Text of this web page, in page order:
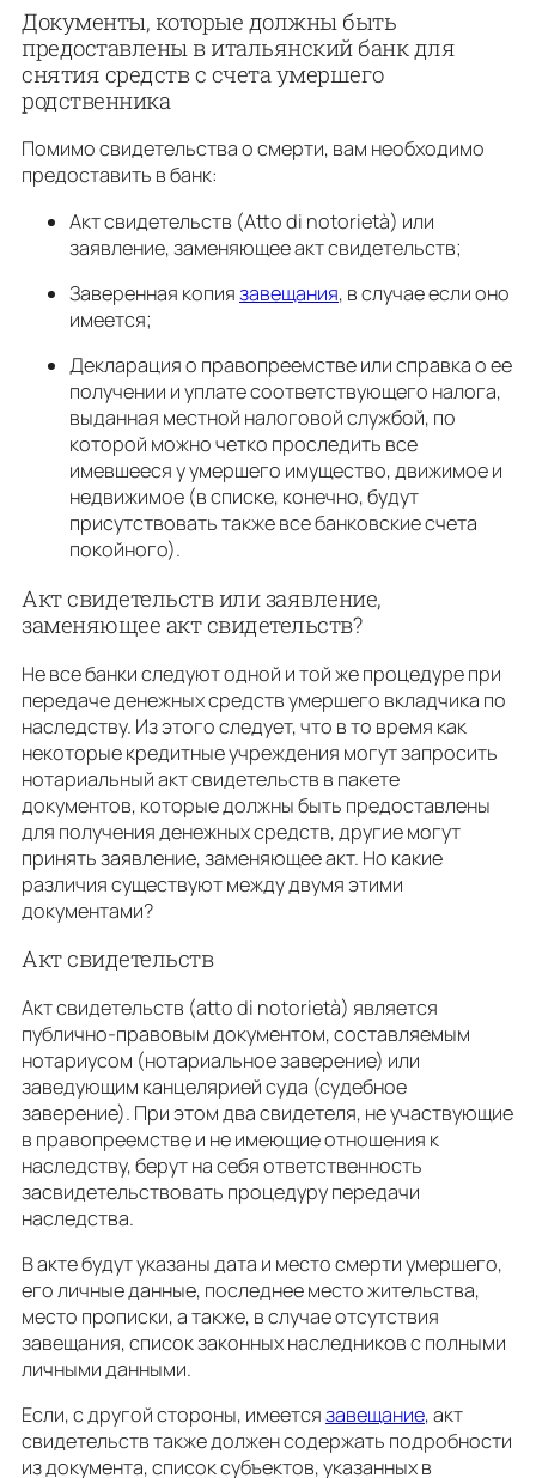
Документы, которые должны быть
предоставлены в итальянский банк для
снятия средств с счета умершего
родственника
Помимо свидетельства о смерти, вам необходимо
предоставить в банк:
Акт свидетельств (Atto di notorietà) или
заявление, заменяющее акт свидетельств;
Заверенная копиязавещания, в случае если оно
имеется;
Декларация о правопреемстве или справка о ее
получении и уплате соответствующего налога,
выданная местной налоговой службой, по
которой можно четко проследить все
имевшееся у умершего имущество, движимое и
недвижимое (в списке, конечно, будут
присутствовать также все банковские счета
покойного).
Акт свидетельств или заявление,
заменяющее акт свидетельств?
Не все банки следуют одной и той же процедуре при
передаче денежных средств умершего вкладчика по
наследству. Из этого следует, что в то время как
некоторые кредитные учреждения могут запросить
нотариальный акт свидетельств в пакете
документов, которые должны быть предоставлены
для получения денежных средств, другие могут
принять заявление, заменяющее акт. Но какие
различия существуют между двумя этими
документами?
Акт свидетельств
Акт свидетельств (atto di notorietà) является
публично-правовым документом, составляемым
нотариусом (нотариальное заверение) или
заведующим канцелярией суда (судебное
заверение). При этом два свидетеля, не участвующие
в правопреемстве и не имеющие отношения к
наследству, берут на себя ответственность
засвидетельствовать процедуру передачи
наследства.
В акте будут указаны дата и место смерти умершего,
его личные данные, последнее место жительства,
место прописки, а также, в случае отсутствия
завещания, список законных наследников с полными
личными данными.
Если, с другой стороны, имеетсязавещание, акт
свидетельств также должен содержать подробности
из документа, список субъектов, указанных в